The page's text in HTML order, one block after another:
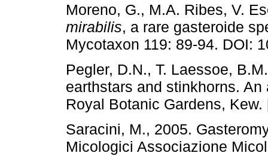
Moreno, G., M.A. Ribes, V.
mirabilis, a rare gasteroide
Mycotaxon 119: 89-94. DOI:
Pegler, D.N., T. Laessoe,
earthstars and stinkhorns.
Royal Botanic Gardens,
Saracini, M., 2005.
Micologici Associazione